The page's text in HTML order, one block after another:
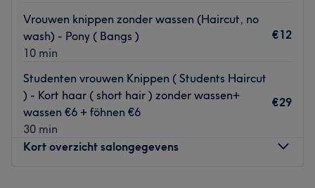
Extra's: Wij bieden behandelingen aan voor de body
(gezichtsbehandelingen) & voor de soul (holistische
behandelingen).
Go to venue
Vrouwen knippen zonder wassen (Haircut, no
wash) - Pony ( Bangs )
10 min
€12
Studenten vrouwen Knippen ( Students Haircut
) - Kort haar ( short hair ) zonder wassen+
wassen €6 + föhnen €6
30 min
€29
Kort overzicht salongegevens